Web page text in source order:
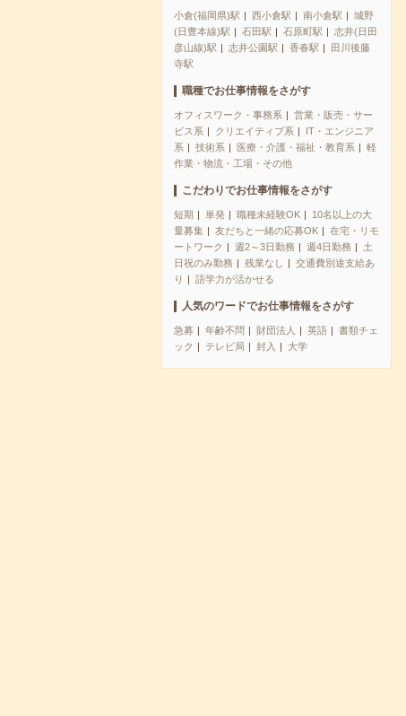
小倉(福岡県)駅 西小倉駅 南小倉駅
城野
(日豊本線)駅
石田駅 石原町駅
志井(日田
彦山線)駅
志井公園駅 香春駅
田川後藤
寺駅
職種でお仕事情報をさがす
オフィスワーク・事務系
営業・販売・サー
ビス系
クリエイティブ系
IT・エンジニア
系
技術系 医療・介護・福祉・教育系
軽
作業・物流・工場・その他
こだわりでお仕事情報をさがす
短期 単発 職種未経験OK
10名以上の大
量募集
友だちと一緒の応募OK
在宅・リモ
ートワーク
週2～3日勤務 週4日勤務
土
日祝のみ勤務
残業なし
交通費別途支給あ
り
語学力が活かせる
人気のワードでお仕事情報をさがす
急募 年齢不問 財団法人 英語
書類チェ
ック
テレビ局 封入 大学